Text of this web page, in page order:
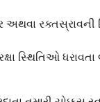
અથવા રક્તસ્રાવની
સ્થિતિઓ ધરાવતા